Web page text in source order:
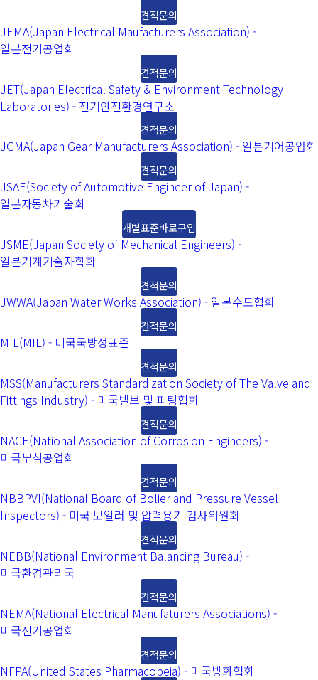
견적문의
JEMA(Japan Electrical Maufacturers Association) -
일본전기공업회
견적문의
JET(Japan Electrical Safety & Environment Technology
Laboratories) - 전기안전환경연구소
견적문의
JGMA(Japan Gear Manufacturers Association) - 일본기어공업회
견적문의
JSAE(Society of Automotive Engineer of Japan) -
일본자동차기술회
개별표준바로구입
JSME(Japan Society of Mechanical Engineers) -
일본기계기술자학회
견적문의
JWWA(Japan Water Works Association) - 일본수도협회
견적문의
MIL(MIL) - 미국국방성표준
견적문의
MSS(Manufacturers Standardization Society of The Valve and
Fittings Industry) - 미국밸브 및 피팅협회
견적문의
NACE(National Association of Corrosion Engineers) -
미국부식공업회
견적문의
NBBPVI(National Board of Bolier and Pressure Vessel
Inspectors) - 미국 보일러 및 압력용기 검사위원회
견적문의
NEBB(National Environment Balancing Bureau) -
미국환경관리국
견적문의
NEMA(National Electrical Manufaturers Associations) -
미국전기공업회
견적문의
NFPA(United States Pharmacopeia) - 미국방화협회